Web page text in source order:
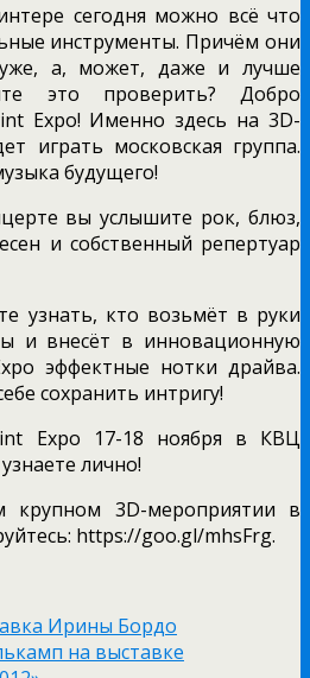
сегодня можно всё что
инструменты. Причём они
а, может, даже и лучше
это проверить? Добро
Expo! Именно здесь на 3D-
играть московская группа.
будущего!
вы услышите рок, блюз,
и собственный репертуар
узнать, кто возьмёт в руки
и внесёт в инновационную
эффектные нотки драйва.
сохранить интригу!
Expo 17-18 ноября в КВЦ
лично!
крупном 3D-мероприятии в
https://goo.gl/mhsFrg.
Ирины Бордо
на выставке